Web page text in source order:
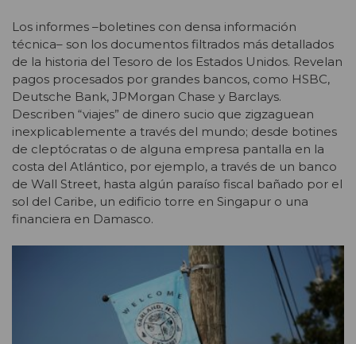
Los informes –boletines con densa información
técnica– son los documentos filtrados más detallados
de la historia del Tesoro de los Estados Unidos. Revelan
pagos procesados por grandes bancos, como HSBC,
Deutsche Bank, JPMorgan Chase y Barclays.
Describen “viajes” de dinero sucio que zigzaguean
inexplicablemente a través del mundo; desde botines
de cleptócratas o de alguna empresa pantalla en la
costa del Atlántico, por ejemplo, a través de un banco
de Wall Street, hasta algún paraíso fiscal bañado por el
sol del Caribe, un edificio torre en Singapur o una
financiera en Damasco.